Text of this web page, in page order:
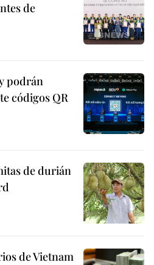
de
podrán
códigos QR
de durián
de Vietnam